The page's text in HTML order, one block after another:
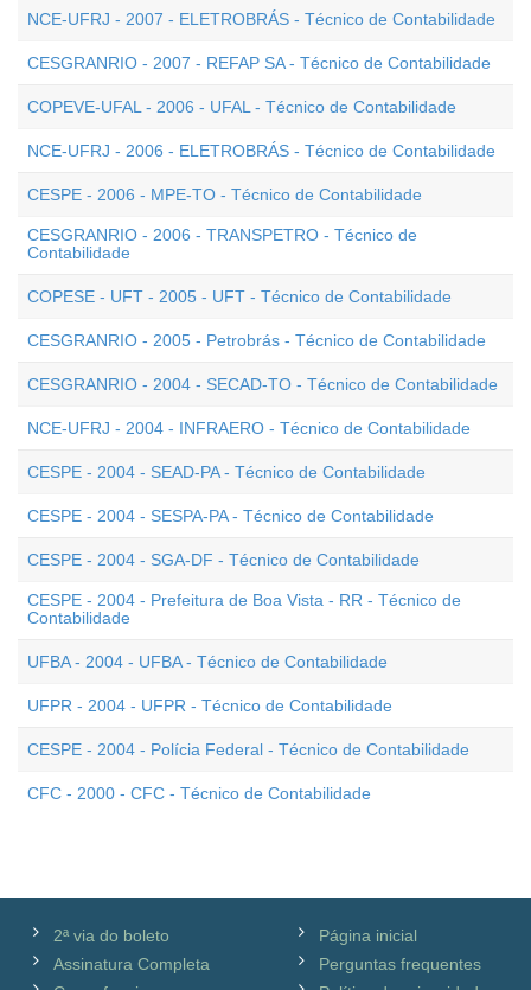
NCE-UFRJ - 2007 - ELETROBRÁS - Técnico de Contabilidade
CESGRANRIO - 2007 - REFAP SA - Técnico de Contabilidade
COPEVE-UFAL - 2006 - UFAL - Técnico de Contabilidade
NCE-UFRJ - 2006 - ELETROBRÁS - Técnico de Contabilidade
CESPE - 2006 - MPE-TO - Técnico de Contabilidade
CESGRANRIO - 2006 - TRANSPETRO - Técnico de
Contabilidade
COPESE - UFT - 2005 - UFT - Técnico de Contabilidade
CESGRANRIO - 2005 - Petrobrás - Técnico de Contabilidade
CESGRANRIO - 2004 - SECAD-TO - Técnico de Contabilidade
NCE-UFRJ - 2004 - INFRAERO - Técnico de Contabilidade
CESPE - 2004 - SEAD-PA - Técnico de Contabilidade
CESPE - 2004 - SESPA-PA - Técnico de Contabilidade
CESPE - 2004 - SGA-DF - Técnico de Contabilidade
CESPE - 2004 - Prefeitura de Boa Vista - RR - Técnico de
Contabilidade
UFBA - 2004 - UFBA - Técnico de Contabilidade
UFPR - 2004 - UFPR - Técnico de Contabilidade
CESPE - 2004 - Polícia Federal - Técnico de Contabilidade
CFC - 2000 - CFC - Técnico de Contabilidade
2ª via do boleto
Assinatura Completa
Página inicial
Perguntas frequentes